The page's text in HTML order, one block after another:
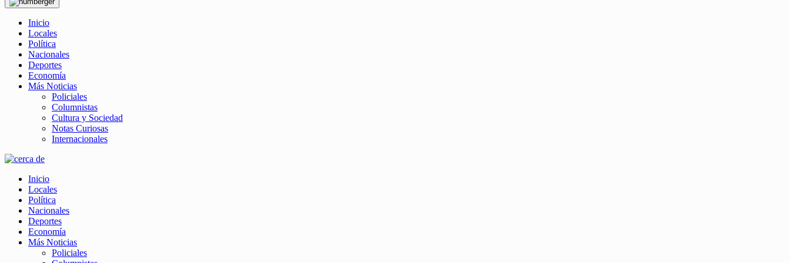
Inicio
Locales
Política
Nacionales
Deportes
Economía
Más Noticias
Policiales
Columnistas
Cultura y Sociedad
Notas Curiosas
Internacionales
Inicio
Locales
Política
Nacionales
Deportes
Economía
Más Noticias
Policiales